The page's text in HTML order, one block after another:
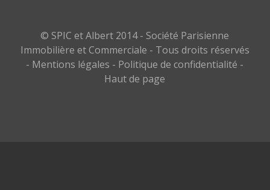
© SPIC et Albert 2014 - Société Parisienne
Immobilière et Commerciale - Tous droits réservés
- Mentions légales - Politique de confidentialité -
Haut de page